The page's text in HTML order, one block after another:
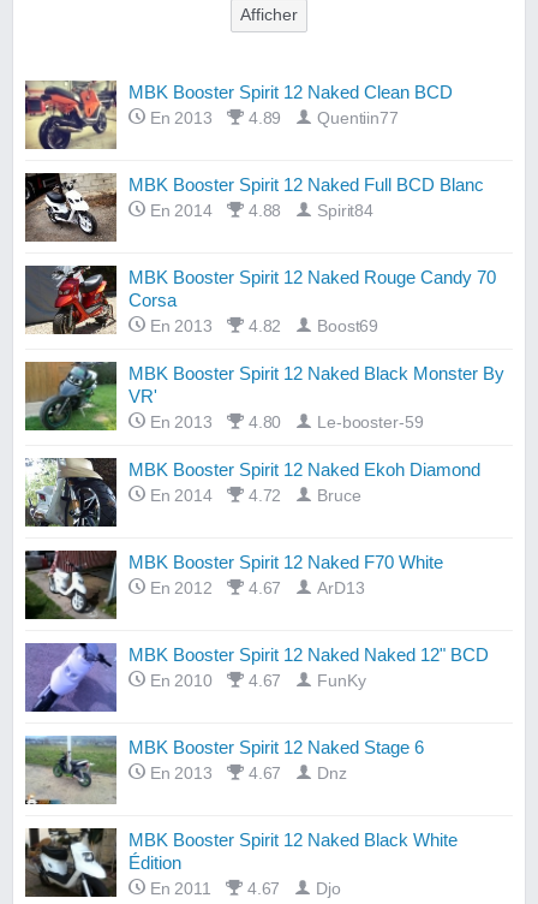
MBK Booster Spirit 12 Naked Clean BCD
En 2013 4.89 Quentiin77
MBK Booster Spirit 12 Naked Full BCD Blanc
En 2014 4.88 Spirit84
MBK Booster Spirit 12 Naked Rouge Candy 70
Corsa
En 2013 4.82 Boost69
MBK Booster Spirit 12 Naked Black Monster By
VR'
En 2013 4.80 Le-booster-59
MBK Booster Spirit 12 Naked Ekoh Diamond
En 2014 4.72 Bruce
MBK Booster Spirit 12 Naked F70 White
En 2012 4.67 ArD13
MBK Booster Spirit 12 Naked Naked 12" BCD
En 2010 4.67 FunKy
MBK Booster Spirit 12 Naked Stage 6
En 2013 4.67 Dnz
MBK Booster Spirit 12 Naked Black White
Édition
En 2011 4.67 Djo